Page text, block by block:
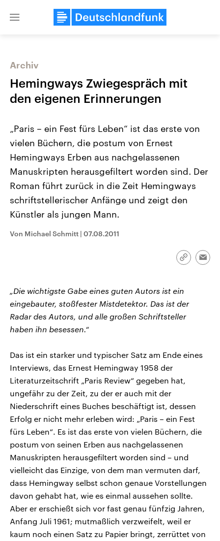
Close
Landtagswahl Sachsen-Anhalt
Alle Informationen
Sachsen-Anhalt wählt am 6.
September 2026 einen neuen
Landtag. Seit 2021 wird das
Bundesland von einer Koalition aus
Umfragen, Prognosen,
USA
Hintergründe
Wirtschaftlich und
gehören die Vereinigten
Archiv
Hemingways Zwiegespräch mit
den eigenen Erinnerungen
„Paris – ein Fest fürs Leben“ ist das erste von
vielen Büchern, die postum von Ernest
Hemingways Erben aus nachgelassenen
Manuskripten herausgefiltert worden sind. Der
Roman führt zurück in die Zeit Hemingways
schriftstellerischer Anfänge und zeigt den
Künstler als jungen Mann.
Von Michael Schmitt | 07.08.2011
Link
„Die wichtigste Gabe eines guten Autors ist ein
eingebauter, stoßfester Mistdetektor. Das ist der
Radar des Autors, und alle großen Schriftsteller
haben ihn besessen.“
Das ist ein starker und typischer Satz am Ende eines
Interviews, das Ernest Hemingway 1958 der
Literaturzeitschrift „Paris Review“ gegeben hat,
ungefähr zu der Zeit, zu der er auch mit der
Niederschrift eines Buches beschäftigt ist, dessen
Erfolg er nicht mehr erleben wird: „Paris – ein Fest
fürs Leben“. Es ist das erste von vielen Büchern, die
postum von seinen Erben aus nachgelassenen
Manuskripten herausgefiltert worden sind – und
vielleicht das Einzige, von dem man vermuten darf,
dass Hemingway selbst schon genaue Vorstellungen
davon gehabt hat, wie es einmal aussehen sollte.
Aber er erschießt sich vor fast genau fünfzig Jahren,
Anfang Juli 1961; mutmaßlich verzweifelt, weil er
kaum noch einen Satz zu Papier bringt, zerrüttet von